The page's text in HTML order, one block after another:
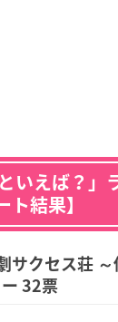
いえば？」
ト結果】
サクセス荘 ～
32票